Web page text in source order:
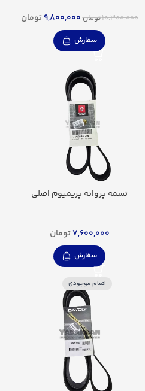
10,300,000تومان9,800,000 تومان
سفارش
تسمه پروانه پریمیوم اصلی
7,600,000 تومان
سفارش
اتمام موجودی